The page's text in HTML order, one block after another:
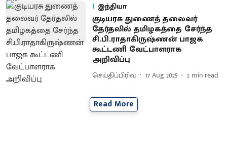
இந்தியா
குடியரசு துணைத் தலைவர்
தேர்தலில் தமிழகத்தை சேர்ந்த
சி.பி.ராதாகிருஷ்ணன் பாஜக
கூட்டணி வேட்பாளராக
அறிவிப்பு
செய்திப்பிரிவு 17 Aug 2025 2 min read
Read More